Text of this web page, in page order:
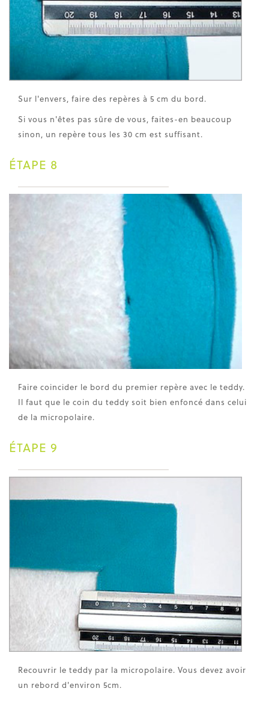
Sur l'envers, faire des repères à 5 cm du bord.
Si vous n'êtes pas sûre de vous, faites-en beaucoup
sinon, un repère tous les 30 cm est suffisant.
ÉTAPE 8
Faire coincider le bord du premier repère avec le teddy.
Il faut que le coin du teddy soit bien enfoncé dans celui
de la micropolaire.
ÉTAPE 9
Recouvrir le teddy par la micropolaire. Vous devez avoir
un rebord d'environ 5cm.